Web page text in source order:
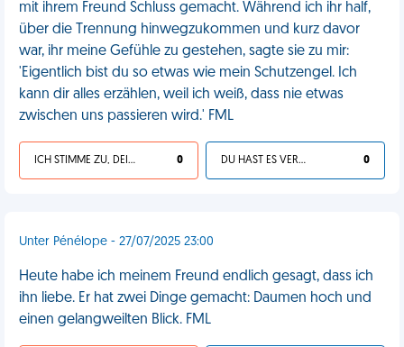
mit ihrem Freund Schluss gemacht. Während ich ihr half,
über die Trennung hinwegzukommen und kurz davor
war, ihr meine Gefühle zu gestehen, sagte sie zu mir:
'Eigentlich bist du so etwas wie mein Schutzengel. Ich
kann dir alles erzählen, weil ich weiß, dass nie etwas
zwischen uns passieren wird.' FML
ICH STIMME ZU, DEIN LEBEN IST SCHEISSE 0 DU HAST ES VERDIENT 0
Unter Pénélope - 27/07/2025 23:00
Heute habe ich meinem Freund endlich gesagt, dass ich
ihn liebe. Er hat zwei Dinge gemacht: Daumen hoch und
einen gelangweilten Blick. FML